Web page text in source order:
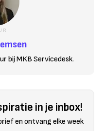
bij MKB Servicedesk.
in je inbox!
en ontvang elke week